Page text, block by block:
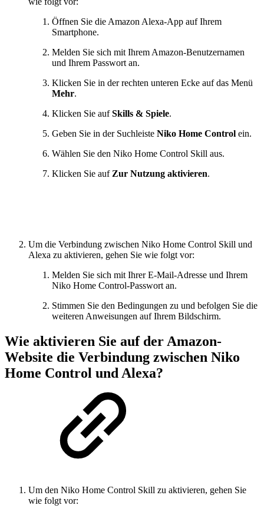
Öffnen Sie die Amazon Alexa-App auf Ihrem
Smartphone.
Melden Sie sich mit Ihrem Amazon-Benutzernamen
und Ihrem Passwort an.
Klicken Sie in der rechten unteren Ecke auf das Menü
Mehr.
Klicken Sie aufSkills & Spiele.
Geben Sie in der Suchleiste Niko Home Control ein.
Wählen Sie den Niko Home Control Skill aus.
Klicken Sie auf Zur Nutzung aktivieren.
Um die Verbindung zwischen Niko Home Control Skill und
Alexa zu aktivieren, gehen Sie wie folgt vor:
Melden Sie sich mit Ihrer E-Mail-Adresse und Ihrem
Niko Home Control-Passwort an.
Stimmen Sie den Bedingungen zu und befolgen Sie die
weiteren Anweisungen auf Ihrem Bildschirm.
Wie aktivieren Sie auf der Amazon-
Website die Verbindung zwischen Niko
Home Control und Alexa?
Um den Niko Home Control Skill zu aktivieren, gehen Sie
wie folgt vor: